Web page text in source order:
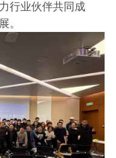
行业伙伴共同成
。